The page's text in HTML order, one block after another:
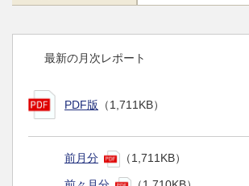
最新の月次レポート
PDF版 （1,711KB）
前月分 （1,711KB）